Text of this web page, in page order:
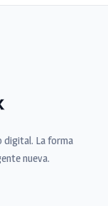
digital. La forma
nueva.